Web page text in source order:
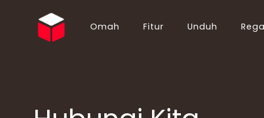
Omah Fitur Unduh Rega
Italiano (IT) Hrvatski (HR)